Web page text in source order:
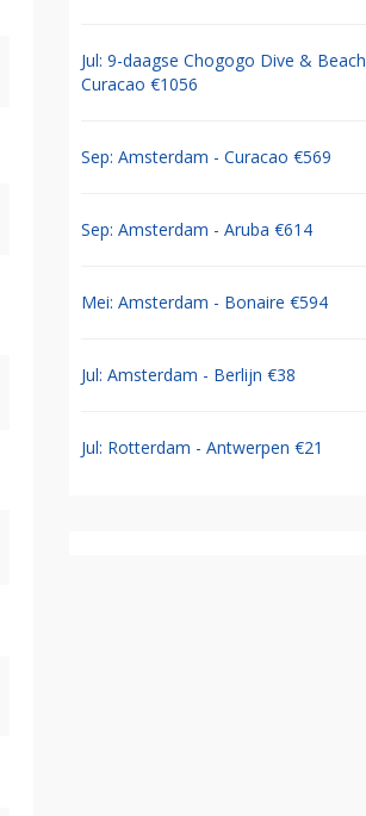
Jul: 9-daagse Chogogo Dive & Beach
Curacao €1056
Sep: Amsterdam - Curacao €569
Sep: Amsterdam - Aruba €614
Mei: Amsterdam - Bonaire €594
Jul: Amsterdam - Berlijn €38
Jul: Rotterdam - Antwerpen €21